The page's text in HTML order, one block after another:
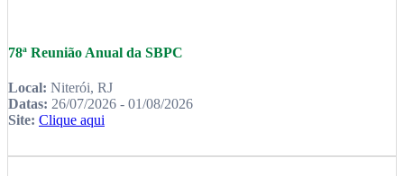
78ª Reunião Anual da SBPC
Local: Niterói, RJ
Datas: 26/07/2026 - 01/08/2026
Site: Clique aqui